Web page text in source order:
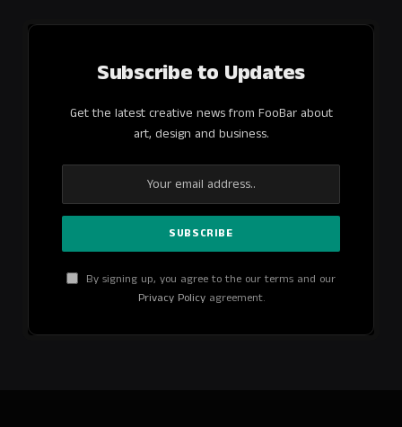
Subscribe to Updates
Get the latest creative news from FooBar about
art, design and business.
By signing up, you agree to the our terms and our
Privacy Policyagreement.